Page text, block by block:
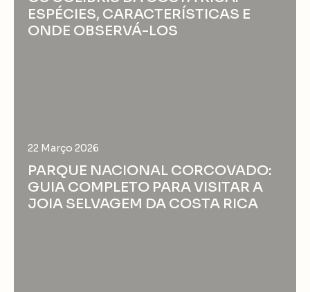
ESPÉCIES, CARACTERÍSTICAS E
ONDE OBSERVÁ-LOS
22 Março 2026
PARQUE NACIONAL CORCOVADO:
GUIA COMPLETO PARA VISITAR A
JOIA SELVAGEM DA COSTA RICA